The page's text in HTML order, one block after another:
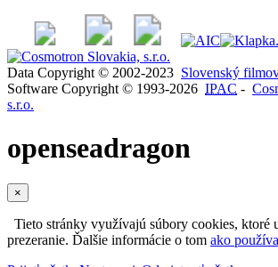
Data Copyright © 2002-2023 Slovenský
Software Copyright © 1993-2026 IPAC -
s.r.o.
openseadragon
×
Tieto stránky využívajú súbory cookies, ktoré
prezeranie. Ďalšie informácie o tom ako